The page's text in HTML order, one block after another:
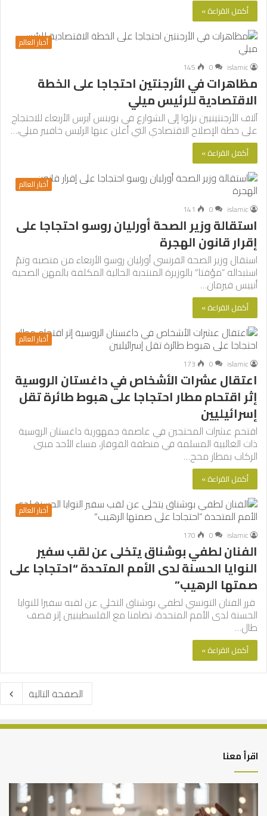
أكمل القراءة »
أخبار العالم
islamic
0
145
مظاهرات في الأرجنتين احتجاجا على الخطة
الاقتصادية للرئيس ميلي
آلاف الأرجنتينيين نزلوا إلى الشوارع في بوينس آيرس الأربعاء للاحتجاج
على خطة الإصلاح الاقتصادي التي أعلن عنها الرئيس خافيير ميلي،…
أكمل القراءة »
أخبار العالم
islamic
0
141
استقالة وزير الصحة أورليان روسو احتجاجا على
إقرار قانون الهجرة
استقال وزير الصحة الفرنسي أورليان روسو الأربعاء من منصبه وتمّ
استبداله “مؤقتا” بالوزيرة المنتدبة الحالية المكلفة بالمهن الصحية
أنييس فيرمان…
أكمل القراءة »
أخبار العالم
islamic
0
173
اعتقال عشرات الأشخاص في داغستان الروسية
إثر اقتحام مطار احتجاجا على هبوط طائرة تقل
إسرائيليين
اقتحم عشرات المحتجين في عاصمة جمهورية داغستان الروسية
ذات الغالبية المسلمة في منطقة القوقاز، مساء الأحد مبنى
الركاب بمطار محج…
أكمل القراءة »
أخبار العالم
islamic
0
170
الفنان لطفي بوشناق يتخلى عن لقب سفير
النوايا الحسنة لدى الأمم المتحدة “احتجاجا على
صمتها الرهيب”
قرر الفنان التونسي لطفي بوشناق التخلي عن لقبه سفيرا للنوايا
الحسنة لدى الأمم المتحدة، تضامنا مع الفلسطينيين إثر قصف
طال…
أكمل القراءة »
الصفحة التالية
اقرأ معنا
أهم
أسباب